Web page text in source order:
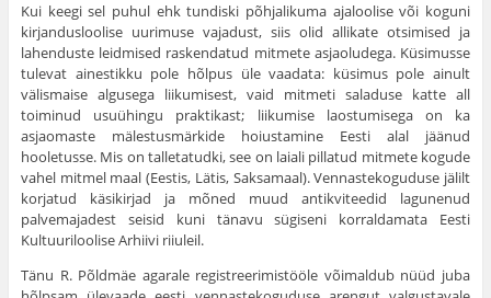
Kui keegi sel puhul ehk tundiski põhjalikuma ajaloolise või koguni
kirjandusloolise uurimuse vajadust, siis olid allikate otsi­mised ja
lahenduste leidmised raskendatud mitmete asjaoludega. Küsimusse
tulevat ainestikku pole hõlpus üle vaadata: küsimus pole ainult
välismaise algusega liikumisest, vaid mitmeti sa­laduse katte all
toiminud usuühingu praktikast; liikumise laos­tumisega on ka
asjaomaste mälestusmärkide hoiustamine Eesti alal jäänud
hooletusse. Mis on talletatudki, see on laiali pilla­tud mitmete kogude
vahel mitmel maal (Eestis, Lätis, Saksa­maal). Vennastekoguduse jälilt
korjatud käsikirjad ja mõned muud antikviteedid lagunenud
palvemajadest seisid kuni tänavu sügiseni korraldamata Eesti
Kultuuriloolise Arhiivi riiuleil.
Tänu R. Põldmäe agarale registreerimistööle võimaldub nüüd juba